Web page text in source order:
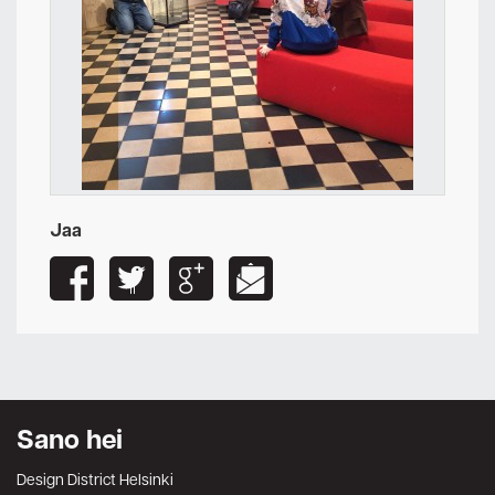
Jaa
Sano hei
Design District Helsinki